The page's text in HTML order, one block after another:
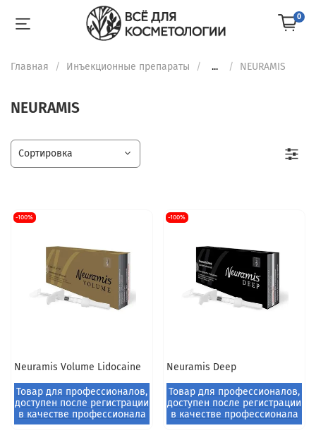
0
Главная Инъекционные препараты ... NEURAMIS
NEURAMIS
-100%
Neuramis Volume Lidocaine
-100%
Neuramis Deep